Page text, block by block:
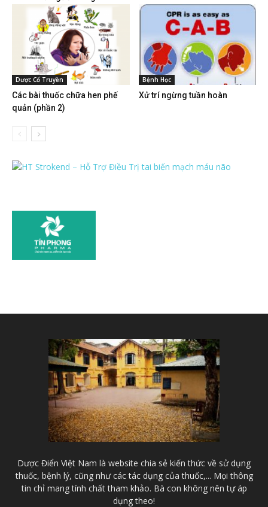
Dược Cổ Truyền
Các bài thuốc chữa hen phế
quản (phần 2)
Bệnh Học
Xử trí ngừng tuần hoàn
Dược Điển Việt Nam là website chia sẻ kiến thức về sử dụng
thuốc, bệnh lý, cũng như các tác dụng của thuốc,... Mọi thông
tin chỉ mang tính chất tham khảo. Bà con không nên tự áp
dụng theo!